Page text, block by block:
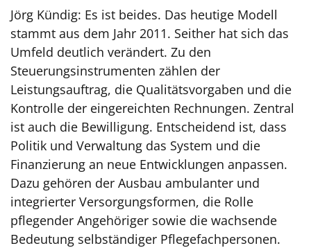
Jörg Kündig: Es ist beides. Das heutige Modell
stammt aus dem Jahr 2011. Seither hat sich das
Umfeld deutlich verändert. Zu den
Steuerungsinstrumenten zählen der
Leistungsauftrag, die Qualitätsvorgaben und die
Kontrolle der eingereichten Rechnungen. Zentral
ist auch die Bewilligung. Entscheidend ist, dass
Politik und Verwaltung das System und die
Finanzierung an neue Entwicklungen anpassen.
Dazu gehören der Ausbau ambulanter und
integrierter Versorgungsformen, die Rolle
pflegender Angehöriger sowie die wachsende
Bedeutung selbständiger Pflegefachpersonen.